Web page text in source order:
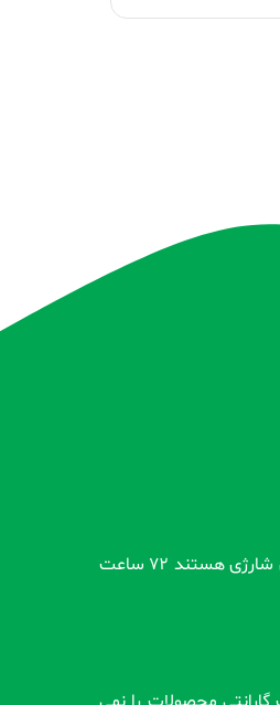
تمام محصولات بدون گارانتی قبل از اضافه شدن در سایت و بعد از ثبت سفارش مشتری کاملاً تست و از سلامت محصول اطمینان حاصل می شود. کالاهایی که دارای باطری شارژی هستند 72 ساعت